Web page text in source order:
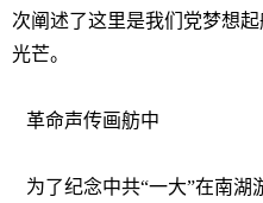
次阐述了这里是我们党梦想
光芒。
革命声传画舫中
为了纪念中共“一大”在南湖